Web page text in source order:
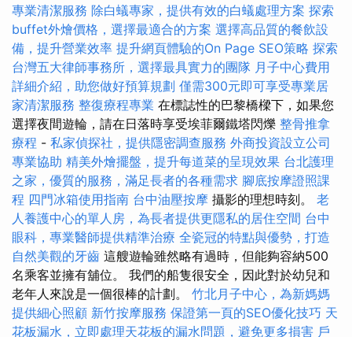
專業清潔服務 除白蟻專家，提供有效的白蟻處理方案 探索
buffet外燴價格，選擇最適合的方案 選擇高品質的餐飲設
備，提升營業效率 提升網頁體驗的On Page SEO策略 探索
台灣五大律師事務所，選擇最具實力的團隊 月子中心費用
詳細介紹，助您做好預算規劃 僅需300元即可享受專業居
家清潔服務 整復療程專業 在標誌性的巴黎橋樑下，如果您
選擇夜間遊輪，請在日落時享受埃菲爾鐵塔閃爍 整骨推拿
療程 - 私家偵探社，提供隱密調查服務 外商投資設立公司
專業協助 精美外燴擺盤，提升每道菜的呈現效果 台北護理
之家，優質的服務，滿足長者的各種需求 腳底按摩證照課
程 四門冰箱使用指南 台中油壓按摩 攝影的理想時刻。 老
人養護中心的單人房，為長者提供更隱私的居住空間 台中
眼科，專業醫師提供精準治療 全瓷冠的特點與優勢，打造
自然美觀的牙齒 這艘遊輪雖然略有過時，但能夠容納500
名乘客並擁有舖位。 我們的船隻很安全，因此對於幼兒和
老年人來說是一個很棒的計劃。 竹北月子中心，為新媽媽
提供細心照顧 新竹按摩服務 保證第一頁的SEO優化技巧 天
花板漏水，立即處理天花板的漏水問題，避免更多損害 戶